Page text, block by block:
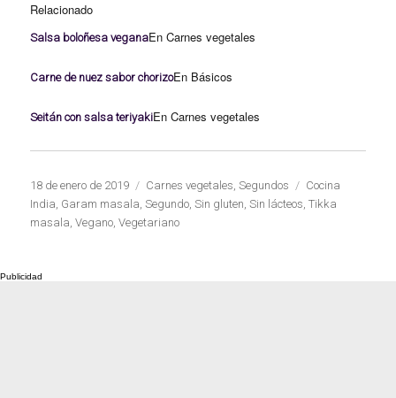
Relacionado
Salsa boloñesa veganaEn Carnes vegetales
Carne de nuez sabor chorizoEn Básicos
Seitán con salsa teriyakiEn Carnes vegetales
Publicado
el
18 de enero de 2019 Categorías
Carnes vegetales ,Segundos Etiquetas
Cocina
India Garam masala ,Segundo ,Sin gluten ,Sin lácteos ,Tikka
masala ,Vegano ,Vegetariano